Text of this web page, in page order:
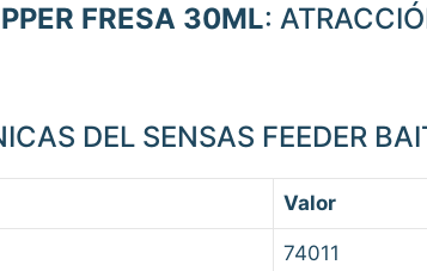
FRESA 30ML:
DEL SENSAS FEEDER
Valor
74011